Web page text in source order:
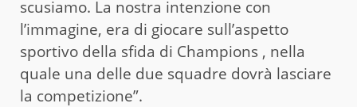
scusiamo. La nostra intenzione con
l’immagine, era di giocare sull’aspetto
sportivo della sfida di Champions , nella
quale una delle due squadre dovrà lasciare
la competizione”.